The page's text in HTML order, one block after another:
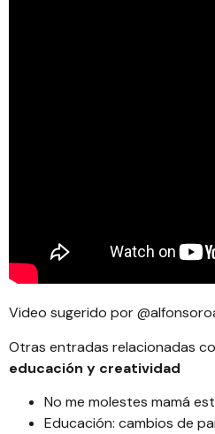
Video sugerido por
Otras entradas relacionadas
educación y creatividad
No me molestes mamá
Educación: cambios de